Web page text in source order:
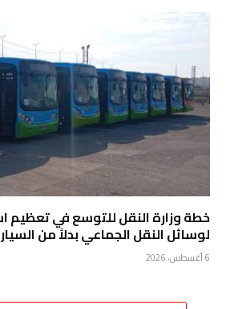
خطة وزارة النقل للتوسع في تعظيم
لوسائل النقل الجماعي بدلاً من
6 أغسطس، 2026